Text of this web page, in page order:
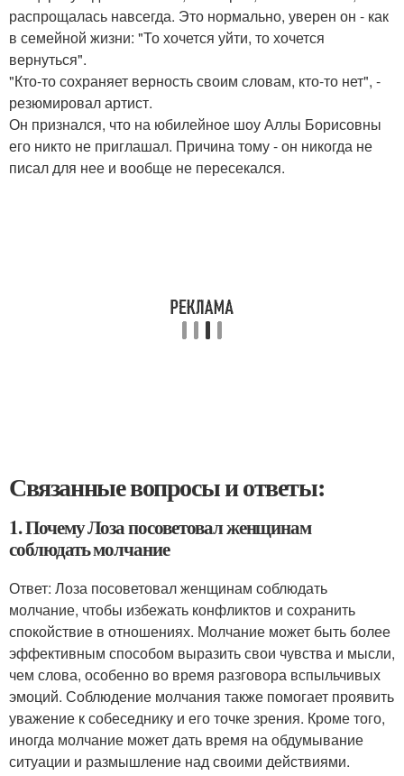
распрощалась навсегда. Это нормально, уверен он - как
в семейной жизни: "То хочется уйти, то хочется
вернуться".
"Кто-то сохраняет верность своим словам, кто-то нет", -
резюмировал артист.
Он признался, что на юбилейное шоу Аллы Борисовны
его никто не приглашал. Причина тому - он никогда не
писал для нее и вообще не пересекался.
Связанные вопросы и ответы:
1. Почему Лоза посоветовал женщинам
соблюдать молчание
Ответ: Лоза посоветовал женщинам соблюдать
молчание, чтобы избежать конфликтов и сохранить
спокойствие в отношениях. Молчание может быть более
эффективным способом выразить свои чувства и мысли,
чем слова, особенно во время разговора вспыльчивых
эмоций. Соблюдение молчания также помогает проявить
уважение к собеседнику и его точке зрения. Кроме того,
иногда молчание может дать время на обдумывание
ситуации и размышление над своими действиями.